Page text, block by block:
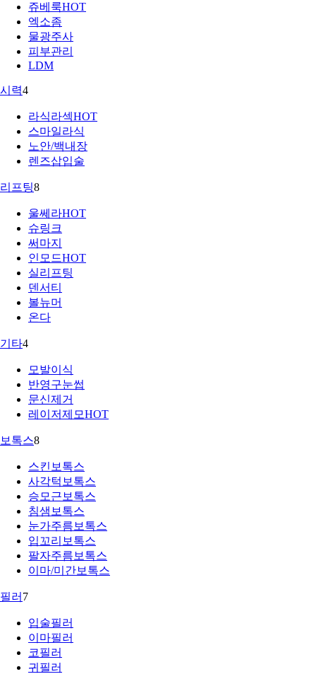
쥬베룩HOT
엑소좀
물광주사
피부관리
LDM
시력4
라식라섹HOT
스마일라식
노안/백내장
렌즈삽입술
리프팅8
울쎄라HOT
슈링크
써마지
인모드HOT
실리프팅
덴서티
볼뉴머
온다
기타4
모발이식
반영구눈썹
문신제거
레이저제모HOT
보톡스8
스킨보톡스
사각턱보톡스
승모근보톡스
침샘보톡스
눈가주름보톡스
입꼬리보톡스
팔자주름보톡스
이마/미간보톡스
필러 7
입술필러
이마필러
코필러
귀필러